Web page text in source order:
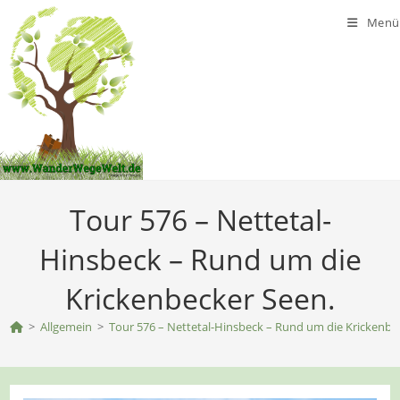
Inhalt
springen
Menü
Tour 576 – Nettetal-
Hinsbeck – Rund um die
Krickenbecker Seen.
> Allgemein > Tour 576 – Nettetal-Hinsbeck – Rund um die